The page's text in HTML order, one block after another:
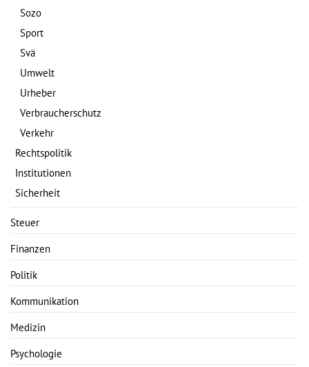
Sozo
Sport
Svä
Umwelt
Urheber
Verbraucherschutz
Verkehr
Rechtspolitik
Institutionen
Sicherheit
Steuer
Finanzen
Politik
Kommunikation
Medizin
Psychologie